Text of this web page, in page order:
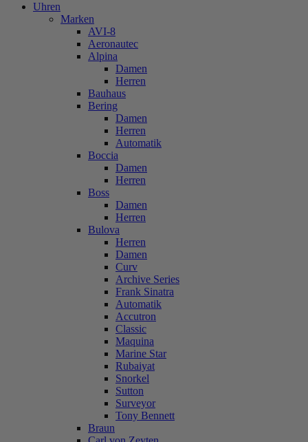
Uhren
Marken
AVI-8
Aeronautec
Alpina
Damen
Herren
Bauhaus
Bering
Damen
Herren
Automatik
Boccia
Damen
Herren
Boss
Damen
Herren
Bulova
Herren
Damen
Curv
Archive Series
Frank Sinatra
Automatik
Accutron
Classic
Maquina
Marine Star
Rubaiyat
Snorkel
Sutton
Surveyor
Tony Bennett
Braun